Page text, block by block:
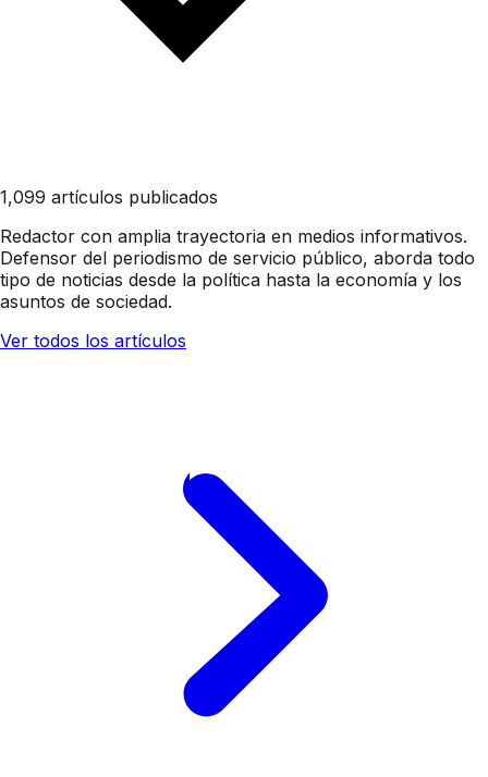
1,099 artículos publicados
Redactor con amplia trayectoria en medios informativos.
Defensor del periodismo de servicio público, aborda todo
tipo de noticias desde la política hasta la economía y los
asuntos de sociedad.
Ver todos los artículos